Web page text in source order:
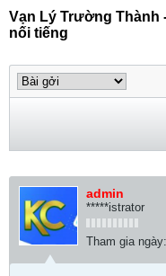
Vạn Lý Trường Thành
nối tiếng
admin
*****istrator
Tham gia ngày: